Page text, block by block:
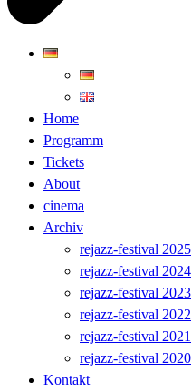
Home
Programm
Tickets
About
cinema
Archiv
rejazz-festival 2025
rejazz-festival 2024
rejazz-festival 2023
rejazz-festival 2022
rejazz-festival 2021
rejazz-festival 2020
Kontakt